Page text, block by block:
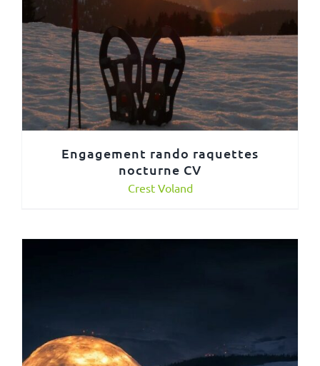
Engagement rando raquettes
nocturne CV
Crest Voland